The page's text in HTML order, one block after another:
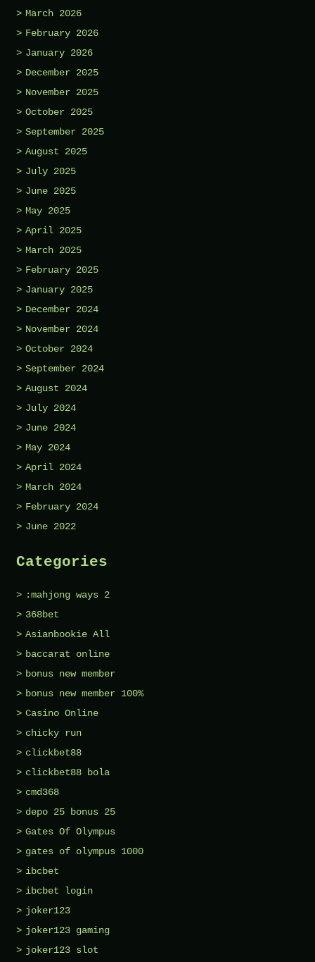
March 2026
February 2026
January 2026
December 2025
November 2025
October 2025
September 2025
August 2025
July 2025
June 2025
May 2025
April 2025
March 2025
February 2025
January 2025
December 2024
November 2024
October 2024
September 2024
August 2024
July 2024
June 2024
May 2024
April 2024
March 2024
February 2024
June 2022
Categories
:mahjong ways 2
368bet
Asianbookie All
baccarat online
bonus new member
bonus new member 100%
Casino Online
chicky run
clickbet88
clickbet88 bola
cmd368
depo 25 bonus 25
Gates Of Olympus
gates of olympus 1000
ibcbet
ibcbet login
joker123
joker123 gaming
joker123 slot